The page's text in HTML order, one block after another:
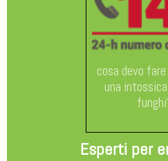
cosa devo
una
Esperti per